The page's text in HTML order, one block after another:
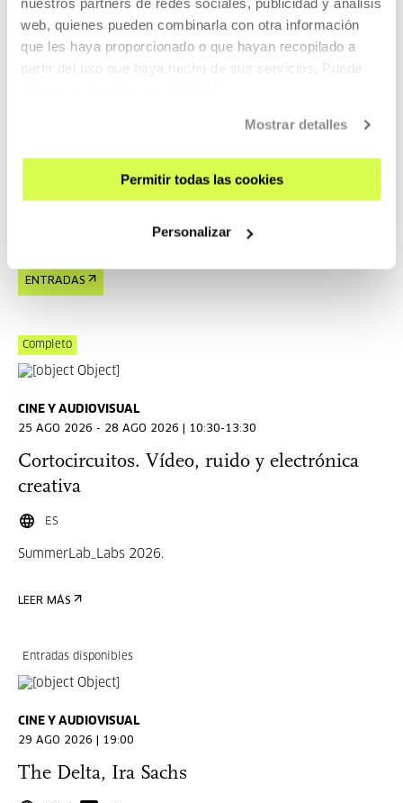
web, quienes pueden combinarla con otra información
que les haya proporcionado o que hayan recopilado a
partir del uso que haya hecho de sus servicios. Puede
Mostrar detalles
Permitir todas las cookies
Personalizar
CINE Y AUDIOVISUAL
Laura, una joven rusa, vive en Memphis junto a una
leyenda del rock and roll mucho mayor que ella.
ENTRADAS
Completo
CINE Y AUDIOVISUAL
25 AGO 2026 - 28 AGO 2026 | 10:30-13:30
Cortocircuitos. Vídeo, ruido y electrónica
creativa
ES
SummerLab_Labs 2026.
LEER MÁS
Entradas disponibles
CINE Y AUDIOVISUAL
29 AGO 2026 | 19:00
The Delta, Ira Sachs